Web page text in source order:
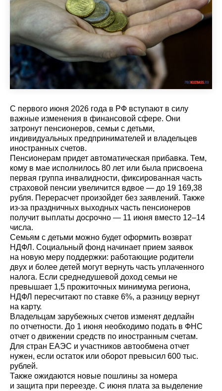
С первого июня 2026 года в РФ вступают в силу
важные изменения в финансовой сфере. Они
затронут пенсионеров, семьи с детьми,
индивидуальных предпринимателей и владельцев
иностранных счетов.
Пенсионерам придет автоматическая прибавка. Тем,
кому в мае исполнилось 80 лет или была присвоена
первая группа инвалидности, фиксированная часть
страховой пенсии увеличится вдвое — до 19 169,38
рубля. Перерасчет произойдет без заявлений. Также
из-за праздничных выходных часть пенсионеров
получит выплаты досрочно — 11 июня вместо 12–14
числа.
Семьям с детьми можно будет оформить возврат
НДФЛ. Социальный фонд начинает прием заявок
на новую меру поддержки: работающие родители
двух и более детей могут вернуть часть уплаченного
налога. Если среднедушевой доход семьи не
превышает 1,5 прожиточных минимума региона,
НДФЛ пересчитают по ставке 6%, а разницу вернут
на карту.
Владельцам зарубежных счетов изменят дедлайн
по отчетности. До 1 июня необходимо подать в ФНС
отчет о движении средств по иностранным счетам.
Для стран ЕАЭС и участников автообмена отчет
нужен, если остаток или оборот превысил 600 тыс.
рублей.
Также ожидаются новые пошлины за номера
и защита при переезде. С июня плата за выделение